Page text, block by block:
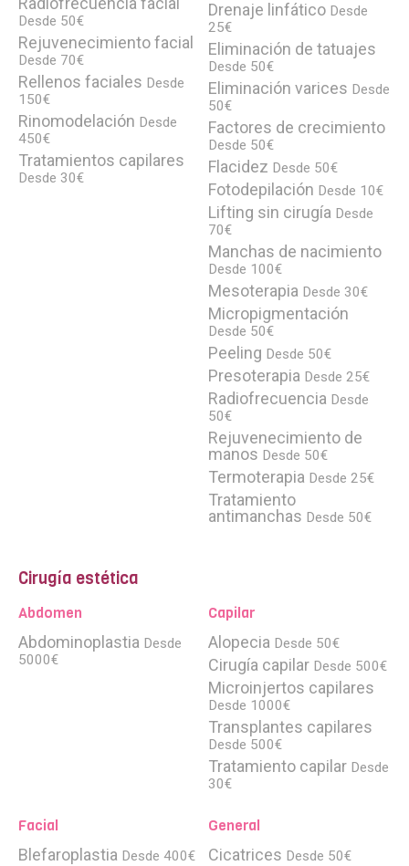
Desde 50€
Rejuvenecimiento facial
Desde 70€
Rellenos faciales Desde
150€
Rinomodelación Desde
450€
Tratamientos capilares
Desde 30€
Drenaje linfático Desde
25€
Eliminación de tatuajes
Desde 50€
Eliminación varices Desde
50€
Factores de crecimiento
Desde 50€
Flacidez Desde 50€
Fotodepilación Desde 10€
Lifting sin cirugía Desde
70€
Manchas de nacimiento
Desde 100€
Mesoterapia Desde 30€
Micropigmentación
Desde 50€
Peeling Desde 50€
Presoterapia Desde 25€
Radiofrecuencia Desde
50€
Rejuvenecimiento de
manos Desde 50€
Termoterapia Desde 25€
Tratamiento
antimanchas Desde 50€
Cirugía estética
Abdomen
Abdominoplastia Desde
5000€
Capilar
Alopecia Desde 50€
Cirugía capilar Desde 500€
Microinjertos capilares
Desde 1000€
Transplantes capilares
Desde 500€
Tratamiento capilar Desde
30€
Facial
Blefaroplastia Desde 400€
General
Cicatrices Desde 50€